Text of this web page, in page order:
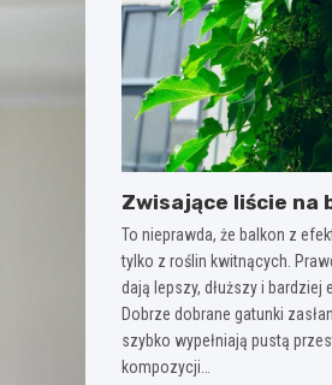
Zwisające liście na
To nieprawda, że balkon z
tylko z roślin kwitnących.
dają lepszy, dłuższy i
Dobrze dobrane gatunki
szybko wypełniają pustą
kompozycji…